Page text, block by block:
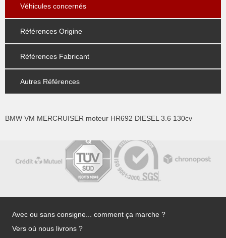
Véhicules concernés
Références Origine
Références Fabricant
Autres Références
BMW VM MERCRUISER moteur HR692 DIESEL 3.6 130cv
Avec ou sans consigne... comment ça marche ?
Vers où nous livrons ?